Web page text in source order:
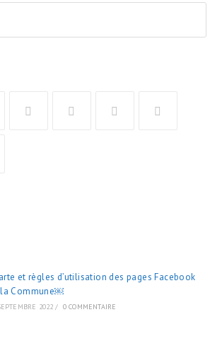
et règles d’utilisation des pages Facebook
Commune￼
2022 / 0 COMMENTAIRE